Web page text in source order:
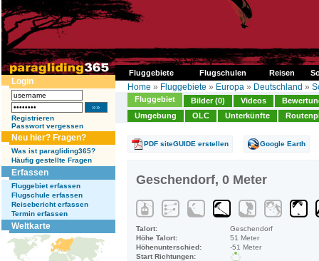
Fluggebiete Flugschulen Reisen
Login
Registrieren
Passwort vergessen
Neu hier? Fragen?
Was ist paragliding365?
Häufig gestellte Fragen
Erfassen
Fluggebiet erfassen
Flugschule erfassen
Reisebericht erfassen
Termin erfassen
Weltkarte
Home » Fluggebiete » Europa » Deutschland »
Fluggebiet Bilder (0) Videos
Umgebung
OLC Unterkünfte
PDF siteGUIDE erstellen Google Earth
Geschendorf, 0 Meter
Talort:
Geschendorf
Höhe Talort:
51 Meter
Höhenunterschied:
-51 Meter
Start Richtungen: